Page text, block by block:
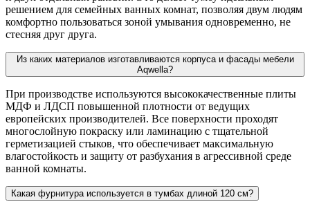
решением для семейных ванных комнат, позволяя двум людям
комфортно пользоваться зоной умывания одновременно, не
стесняя друг друга.
Из каких материалов изготавливаются корпуса и фасады мебели
Aqwella?
При производстве используются высококачественные плиты
МДФ и ЛДСП повышенной плотности от ведущих
европейских производителей. Все поверхности проходят
многослойную покраску или ламинацию с тщательной
герметизацией стыков, что обеспечивает максимальную
влагостойкость и защиту от разбухания в агрессивной среде
ванной комнаты.
Какая фурнитура используется в тумбах длиной 120 см?